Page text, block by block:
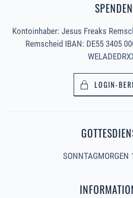
SPENDEN
Kontoinhaber: Jesus Freaks
Remscheid IBAN: DE55 3405
LOGIN-
SONNTAGMORGEN